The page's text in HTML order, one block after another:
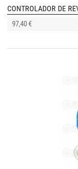
CONTROLADOR DE
97,40 €